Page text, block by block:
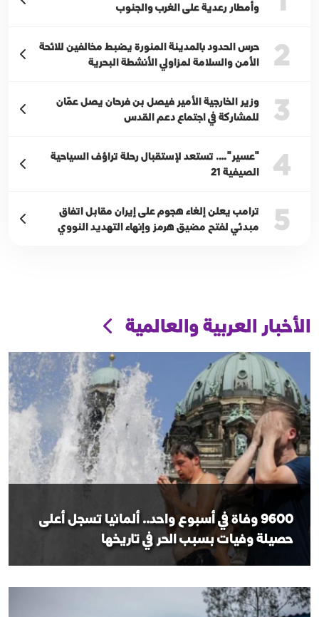
وأمطار رعدية على الغرب والجنوب
2
حرس الحدود بالمدينة المنورة يضبط مخالفين للائحة
الأمن والسلامة لمزاولي الأنشطة البحرية
3
وزير الخارجية الأمير فيصل بن فرحان يصل عمّان
للمشاركة في اجتماع دعم القدس
4
"عسير"…. تستعد لإستقبال رحلة تراؤف السياحية
الصيفية 21
5
ترامب يعلن إلغاء هجوم على إيران مقابل اتفاق
مبدئي لفتح مضيق هرمز وإنهاء التهديد النووي
الأخبار العربية والعالمية
9600 وفاة في أسبوع واحد.. ألمانيا تسجل أعلى
حصيلة وفيات بسبب الحر في تاريخها